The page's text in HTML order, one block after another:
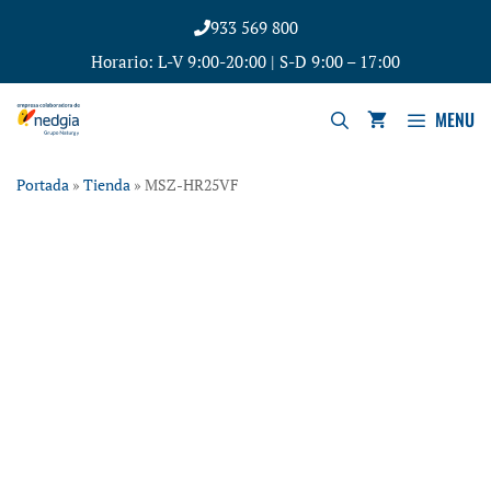
933 569 800
Horario: L-V 9:00-20:00 | S-D 9:00 – 17:00
MENU
Portada » Tienda » MSZ-HR25VF